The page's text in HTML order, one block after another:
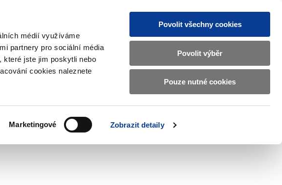
médií využíváme
partnery pro sociální média
které jste jim poskytli nebo
cookies naleznete
Marketingové Zobrazit detaily
Povolit všechny cookies
Povolit výběr
Pouze nutné cookies
Vyhledat
MAJETKOVÝ ÚČET
submenu
a
oznámení
Kontakty